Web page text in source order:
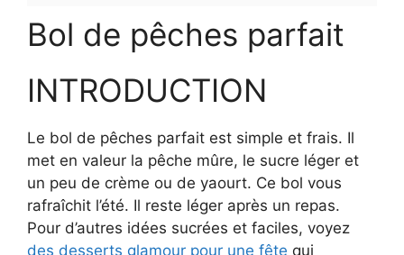
Bol de pêches parfait
INTRODUCTION
Le bol de pêches parfait est simple et frais. Il
met en valeur la pêche mûre, le sucre léger et
un peu de crème ou de yaourt. Ce bol vous
rafraîchit l’été. Il reste léger après un repas.
Pour d’autres idées sucrées et faciles, voyez
des desserts glamour pour une fête qui